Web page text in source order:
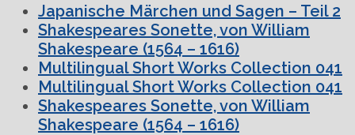
Japanische Märchen und Sagen – Teil 2
Shakespeares Sonette, von William
Shakespeare (1564 – 1616)
Multilingual Short Works Collection 041
Multilingual Short Works Collection 041
Shakespeares Sonette, von William
Shakespeare (1564 – 1616)